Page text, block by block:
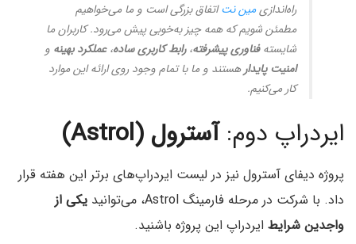
راه‌اندازیمین نتاتفاق بزرگی است و ما می‌خواهیم
مطمئن شویم که همه‌ چیز به‌خوبی پیش می‌رود. کاربران ما
شایستهفناوری پیشرفته،رابط کاربری ساده،عملکرد بهینه و
امنیت پایدارهستند و ما با تمام وجود روی ارائه این موارد
کار می‌کنیم.
ایردراپ دوم:آسترول (Astrol)
پروژه دیفای آسترول نیز در لیست ایردراپ‌های برتر این هفته قرار
داد. با شرکت در مرحله فارمینگ Astrol، می‌توانید
یکی از
واجدین شرایط ایردراپ این پروژه باشنید.